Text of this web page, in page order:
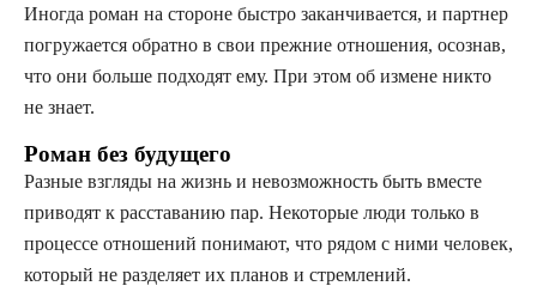
Иногда роман на стороне быстро заканчивается, и партнер
погружается обратно в свои прежние отношения, осознав,
что они больше подходят ему. При этом об измене никто
не знает.
Роман без будущего
Разные взгляды на жизнь и невозможность быть вместе
приводят к расставанию пар. Некоторые люди только в
процессе отношений понимают, что рядом с ними человек,
который не разделяет их планов и стремлений.